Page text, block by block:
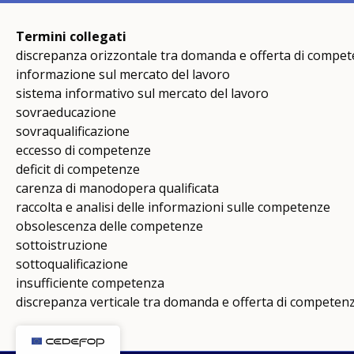
Termini collegati
discrepanza orizzontale tra domanda e offerta di
informazione sul mercato del lavoro
sistema informativo sul mercato del lavoro
sovraeducazione
sovraqualificazione
eccesso di competenze
deficit di competenze
carenza di manodopera qualificata
raccolta e analisi delle informazioni sulle competenze
obsolescenza delle competenze
sottoistruzione
sottoqualificazione
insufficiente competenza
discrepanza verticale tra domanda e offerta di